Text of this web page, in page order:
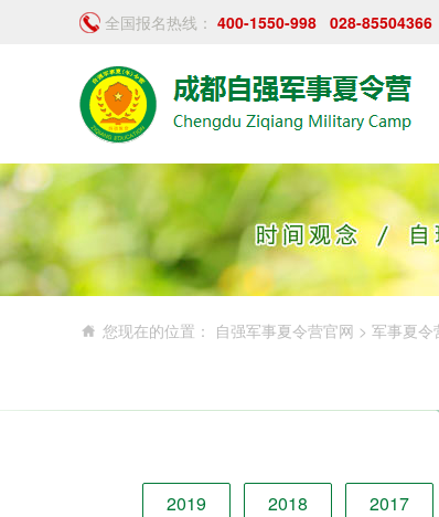
全国报名热线： 400-1550-998 028-85504366
您现在的位置： 自强军事夏令营官网 > 军事夏令
2019 2018 2017